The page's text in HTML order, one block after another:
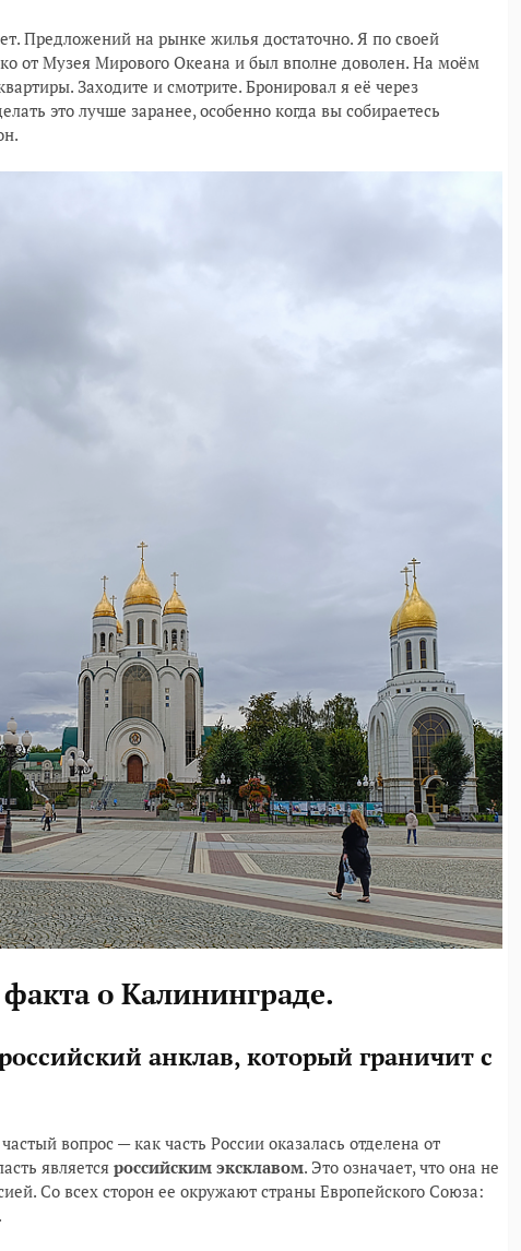
Предложений на рынке жилья достаточно. Я по своей
от Музея Мирового Океана и был вполне доволен. На моём
Заходите и смотрите. Бронировал я её через
это лучше заранее, особенно когда вы собираетесь
о Калининграде.
анклав, который граничит с
вопрос — как часть России оказалась отделена от
является российским эксклавом. Это означает, что она не
Со всех сторон ее окружают страны Европейского Союза: